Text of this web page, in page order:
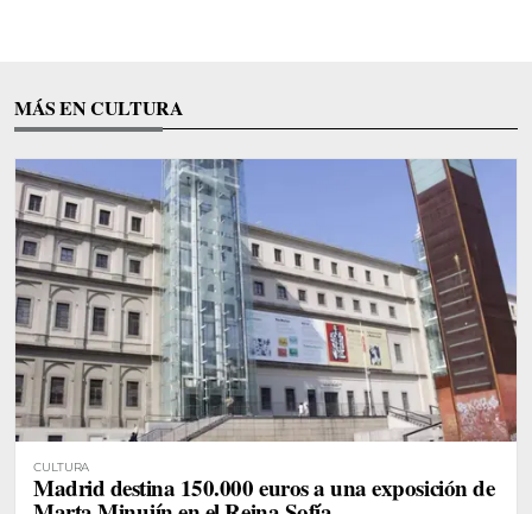
MÁS EN CULTURA
CULTURA
Madrid destina 150.000 euros a una exposición de